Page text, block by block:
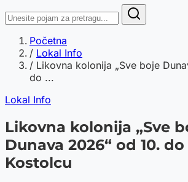
Početna
/ Lokal Info
/ Likovna kolonija „Sve boje
do ...
Lokal Info
Likovna kolonija „Sve
Dunava 2026“ od 10. do
Kostolcu